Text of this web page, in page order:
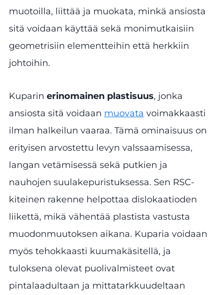
muotoilla, liittää ja muokata, minkä ansiosta
sitä voidaan käyttää sekä monimutkaisiin
geometrisiin elementteihin että herkkiin
johtoihin.
Kuparin erinomainen plastisuus, jonka
ansiosta sitä voidaan muovata voimakkaasti
ilman halkeilun vaaraa. Tämä ominaisuus on
erityisen arvostettu levyn valssaamisessa,
langan vetämisessä sekä putkien ja
nauhojen suulakepuristuksessa. Sen RSC-
kiteinen rakenne helpottaa dislokaatioden
liikettä, mikä vähentää plastista vastusta
muodonmuutoksen aikana. Kuparia voidaan
myös tehokkaasti kuumakäsitellä, ja
tuloksena olevat puolivalmisteet ovat
pintalaadultaan ja mittatarkkuudeltaan